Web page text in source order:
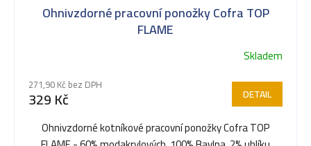
Ohnivzdorné pracovní ponožky Cofra TOP
FLAME
Skladem
271,90 Kč bez DPH
329 Kč DETAIL
Ohnivzdorné kotníkové pracovní ponožky Cofra TOP